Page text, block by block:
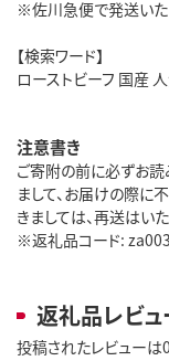
※佐川急便で発送いた
【検索ワード】
ローストビーフ 国産
注意書き
ご寄附の前に必ずお読
まして、お届けの際に
きましては、再送はい
※返礼品コード: za003
返礼品レビュ
投稿されたレビューは0